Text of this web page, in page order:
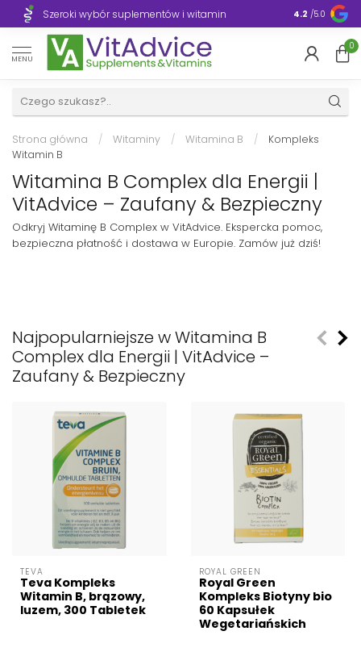
Szeroki wybór suplementów i witamin 4.2 /5.0
MENU
0
Strona główna / Witaminy / Witamina B /
Kompleks
Witamin B
Witamina B Complex dla Energii |
VitAdvice – Zaufany & Bezpieczny
Odkryj Witaminę B Complex w VitAdvice. Ekspercka pomoc,
bezpieczna płatność i dostawa w Europie. Zamów już dziś!
Najpopularniejsze w Witamina B
Complex dla Energii | VitAdvice –
Zaufany & Bezpieczny
TEVA
Teva Kompleks
Witamin B, brązowy,
luzem, 300 Tabletek
ROYAL GREEN
Royal Green
Kompleks Biotyny bio
60 Kapsułek
Wegetariańskich